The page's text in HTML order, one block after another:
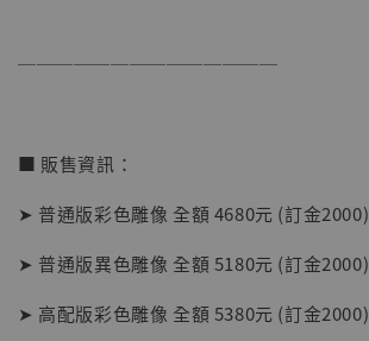
──────────────
■ 販售資訊：
➤ 普通版彩色雕像 全額 4680元 (訂金2000)
➤ 普通版異色雕像 全額 5180元 (訂金2000)
➤ 高配版彩色雕像 全額 5380元 (訂金2000)